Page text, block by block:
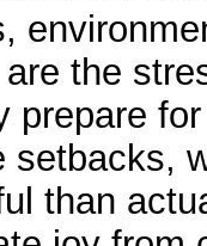
the
prepare
setbacks,
than